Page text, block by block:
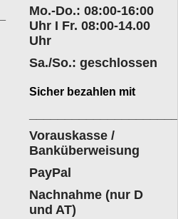
Mo.-Do.: 08:00-16:00
Uhr I Fr. 08:00-14.00
Uhr
Sa./So.: geschlossen
Sicher bezahlen mit
Vorauskasse /
Banküberweisung
PayPal
Nachnahme (nur D
und AT)